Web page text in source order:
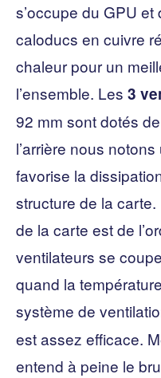
s’occupe du GPU
caloducs en cuivre
chaleur pour un
l’ensemble. Les 3
92 mm sont dotés
l’arrière nous
favorise la
structure de la
de la carte est de
ventilateurs se
quand la
système de
est assez efficace.
entend à peine le